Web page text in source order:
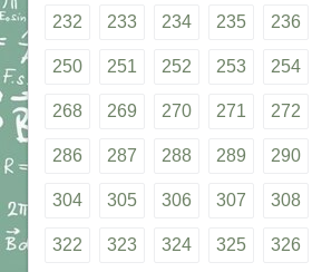
232 233 234 235 236
250 251 252 253 254
268 269 270 271 272
286 287 288 289 290
304 305 306 307 308
322 323 324 325 326